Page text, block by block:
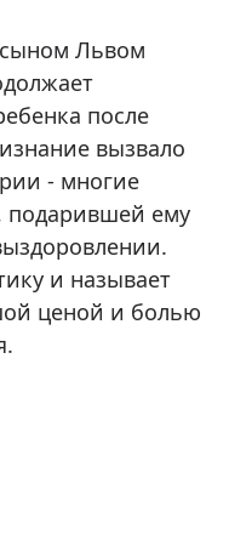
сыном Львом
после
вызвало
- многие
подарившей ему
и называет
ценой и болью